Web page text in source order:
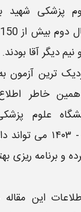
پزشکیشهید
دیگر آقا بودند.
ترین آزمون به
خاطر اطلاع
علوم پزشکی
می تواند
برنامه ریزی
این مقاله